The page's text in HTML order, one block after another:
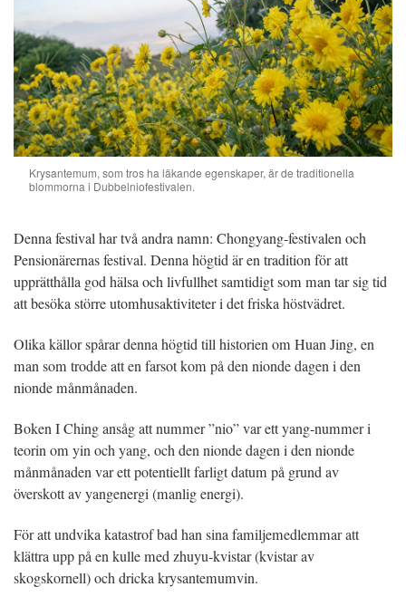
Krysantemum, som tros ha läkande egenskaper, är de traditionella
blommorna i Dubbelniofestivalen.
Denna festival har två andra namn: Chongyang-festivalen och
Pensionärernas festival. Denna högtid är en tradition för att
upprätthålla god hälsa och livfullhet samtidigt som man tar sig tid
att besöka större utomhusaktiviteter i det friska höstvädret.
Olika källor spårar denna högtid till historien om Huan Jing, en
man som trodde att en farsot kom på den nionde dagen i den
nionde månmånaden.
Boken I Ching ansåg att nummer ”nio” var ett yang-nummer i
teorin om yin och yang, och den nionde dagen i den nionde
månmånaden var ett potentiellt farligt datum på grund av
överskott av yangenergi (manlig energi).
För att undvika katastrof bad han sina familjemedlemmar att
klättra upp på en kulle med zhuyu-kvistar (kvistar av
skogskornell) och dricka krysantemumvin.